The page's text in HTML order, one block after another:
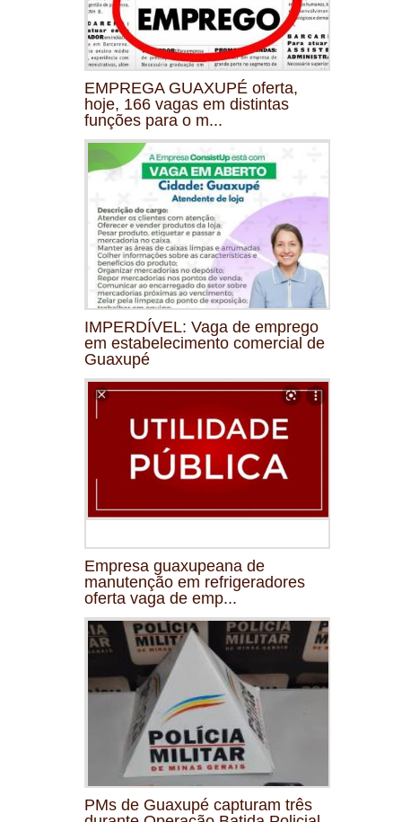
EMPREGA GUAXUPÉ oferta,
hoje, 166 vagas em distintas
funções para o m...
IMPERDÍVEL: Vaga de emprego
em estabelecimento comercial de
Guaxupé
Empresa guaxupeana de
manutenção em refrigeradores
oferta vaga de emp...
PMs de Guaxupé capturam três